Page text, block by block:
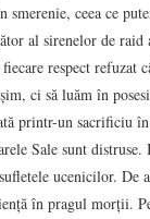
ceea ce
al sirenelor de raid
respect refuzat
ci să luăm în
printr-un sacrificiu în
Sale sunt distruse.
ucenicilor. De
în pragul morții.